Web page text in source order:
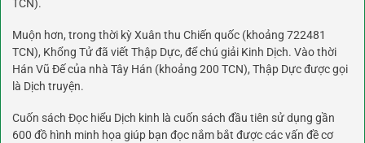
TCN).
Muộn hơn, trong thời kỳ Xuân thu Chiến quốc (khoảng 722481
TCN), Khổng Tử đã viết Thập Dực, để chú giải Kinh Dịch. Vào thời
Hán Vũ Đế của nhà Tây Hán (khoảng 200 TCN), Thập Dực được gọi
là Dịch truyện.
Cuốn sách Đọc hiểu Dịch kinh là cuốn sách đầu tiên sử dụng gần
600 đồ hình minh họa giúp bạn đọc nắm bắt được các vấn đề cơ